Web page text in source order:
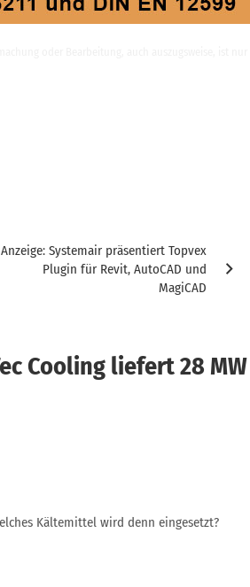
Anzeige: Systemair präsentiert Topvex
Plugin für Revit, AutoCAD und
MagiCAD
Cooling liefert 28 MW
Kältemittel wird denn eingesetzt?